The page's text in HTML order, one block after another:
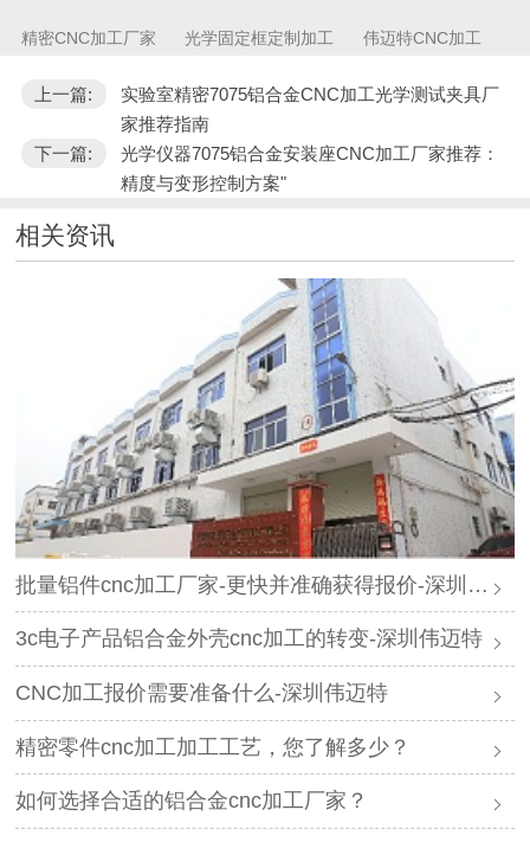
精密CNC加工厂家 光学固定框定制加工 伟迈特CNC加工
上一篇:
实验室精密7075铝合金CNC加工光学测试夹具厂
家推荐指南
下一篇:
光学仪器7075铝合金安装座CNC加工厂家推荐：
精度与变形控制方案"
相关资讯
批量铝件cnc加工厂家-更快并准确获得报价-深圳伟迈特
3c电子产品铝合金外壳cnc加工的转变-深圳伟迈特
CNC加工报价需要准备什么-深圳伟迈特
精密零件cnc加工加工工艺，您了解多少？
如何选择合适的铝合金cnc加工厂家？